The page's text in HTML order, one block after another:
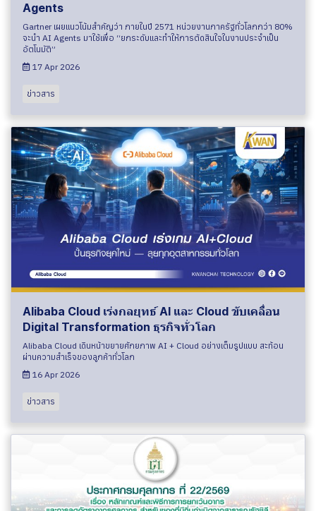
Agents
Gartner เผยแนวโน้มสำคัญว่า ภายในปี 2571 หน่วยงานภาครัฐทั่วโลกกว่า 80%
จะนำ AI Agents มาใช้เพื่อ “ยกระดับและทำให้การตัดสินใจในงานประจำเป็น
อัตโนมัติ”
17 Apr 2026
ข่าวสาร
Alibaba Cloud เร่งกลยุทธ์ AI และ Cloud ขับเคลื่อน
Digital Transformation ธุรกิจทั่วโลก
Alibaba Cloud เดินหน้าขยายศักยภาพ AI + Cloud อย่างเต็มรูปแบบ สะท้อน
ผ่านความสำเร็จของลูกค้าทั่วโลก
16 Apr 2026
ข่าวสาร